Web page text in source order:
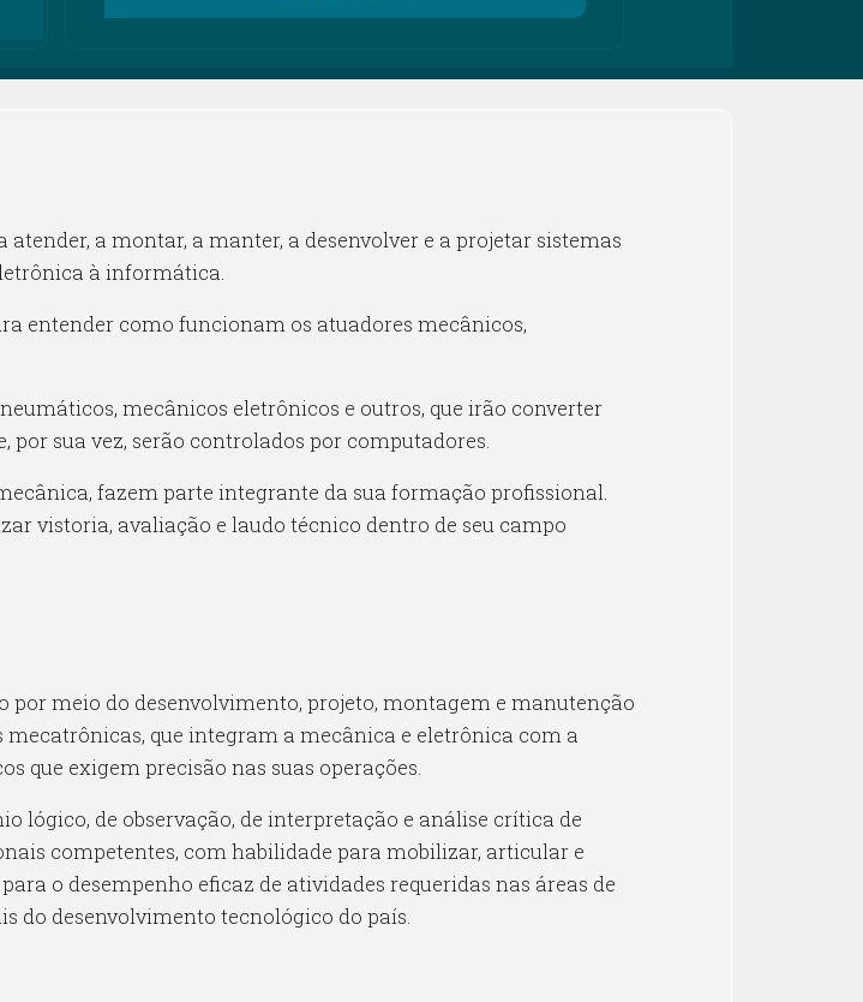
a montar, a manter, a desenvolver e a projetar sistemas
à informática.
entender como funcionam os atuadores mecânicos,
mecânicos eletrônicos e outros, que irão converter
sua vez, serão controlados por computadores.
fazem parte integrante da sua formação profissional.
vistoria, avaliação e laudo técnico dentro de seu campo
por meio do desenvolvimento, projeto, montagem e manutenção
que integram a mecânica e eletrônica com a
que exigem precisão nas suas operações.
lógico, de observação, de interpretação e análise crítica de
competentes, com habilidade para mobilizar, articular e
o desempenho eficaz de atividades requeridas nas áreas de
do desenvolvimento tecnológico do país.